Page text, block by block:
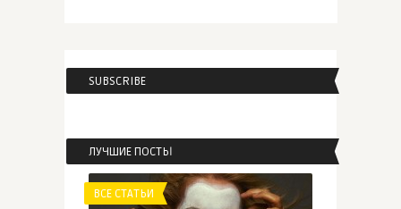
admin
Марко Вовчок «Институтка»
ВСЕ СТАТЬИ
SUBSCRIBE
ЛУЧШИЕ ПОСТЫ
ВСЕ СТАТЬИ